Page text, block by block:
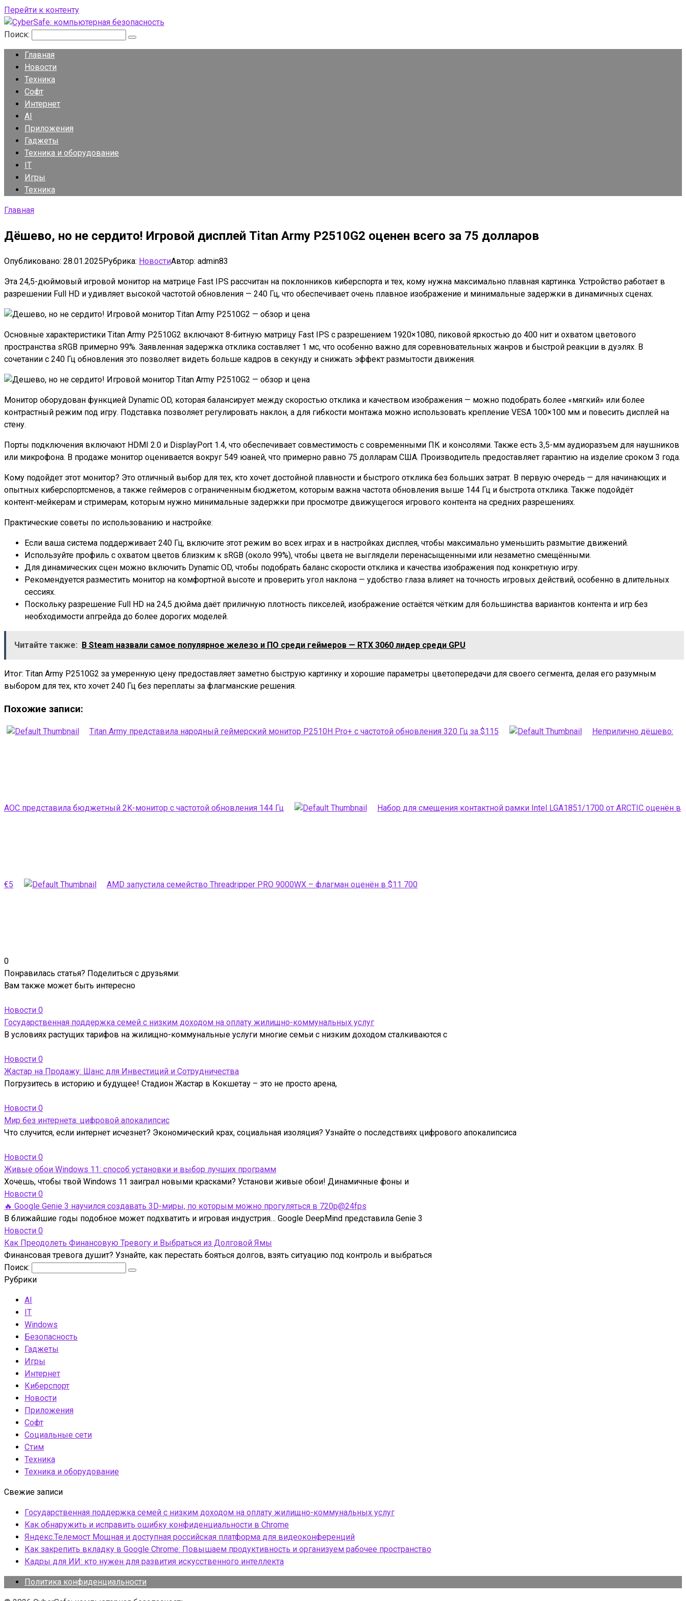
Перейти к контенту
Поиск:
Главная
Новости
Техника
Софт
Интернет
AI
Приложения
Гаджеты
Техника и оборудование
IT
Игры
Техника
Главная
Дёшево, но не сердито! Игровой дисплей Titan Army P2510G2 оценен всего за 75 долларов
Опубликовано: 28.01.2025Рубрика: НовостиАвтор: admin83
Эта 24,5-дюймовый игровой монитор на матрице Fast IPS рассчитан на поклонников киберспорта и тех, кому нужна максимально плавная картинка. Устройство работает в
разрешении Full HD и удивляет высокой частотой обновления — 240 Гц, что обеспечивает очень плавное изображение и минимальные задержки в динамичных сценах.
Основные характеристики Titan Army P2510G2 включают 8-битную матрицу Fast IPS с разрешением 1920×1080, пиковой яркостью до 400 нит и охватом цветового
пространства sRGB примерно 99%. Заявленная задержка отклика составляет 1 мс, что особенно важно для соревновательных жанров и быстрой реакции в дуэлях. В
сочетании с 240 Гц обновления это позволяет видеть больше кадров в секунду и снижать эффект размытости движения.
Монитор оборудован функцией Dynamic OD, которая балансирует между скоростью отклика и качеством изображения — можно подобрать более «мягкий» или более
контрастный режим под игру. Подставка позволяет регулировать наклон, а для гибкости монтажа можно использовать крепление VESA 100×100 мм и повесить дисплей на
стену.
Порты подключения включают HDMI 2.0 и DisplayPort 1.4, что обеспечивает совместимость с современными ПК и консолями. Также есть 3,5-мм аудиоразъем для наушников
или микрофона. В продаже монитор оценивается вокруг 549 юаней, что примерно равно 75 долларам США. Производитель предоставляет гарантию на изделие сроком 3 года.
Кому подойдет этот монитор? Это отличный выбор для тех, кто хочет достойной плавности и быстрого отклика без больших затрат. В первую очередь — для начинающих и
опытных киберспортсменов, а также геймеров с ограниченным бюджетом, которым важна частота обновления выше 144 Гц и быстрота отклика. Также подойдёт
контент‑мейкерам и стримерам, которым нужно минимальные задержки при просмотре движущегося игрового контента на средних разрешениях.
Практические советы по использованию и настройке:
Если ваша система поддерживает 240 Гц, включите этот режим во всех играх и в настройках дисплея, чтобы максимально уменьшить размытие движений.
Используйте профиль с охватом цветов близким к sRGB (около 99%), чтобы цвета не выглядели перенасыщенными или незаметно смещёнными.
Для динамических сцен можно включить Dynamic OD, чтобы подобрать баланс скорости отклика и качества изображения под конкретную игру.
Рекомендуется разместить монитор на комфортной высоте и проверить угол наклона — удобство глаза влияет на точность игровых действий, особенно в длительных
сессиях.
Поскольку разрешение Full HD на 24,5 дюйма даёт приличную плотность пикселей, изображение остаётся чётким для большинства вариантов контента и игр без
необходимости апгрейда до более дорогих моделей.
Читайте также: В Steam назвали самое популярное железо и ПО среди геймеров — RTX 3060 лидер среди GPU
Итог: Titan Army P2510G2 за умеренную цену предоставляет заметно быструю картинку и хорошие параметры цветопередачи для своего сегмента, делая его разумным
выбором для тех, кто хочет 240 Гц без переплаты за флагманские решения.
Похожие записи:
Titan Army представила народный геймерский монитор P2510H Pro+ с частотой обновления 320 Гц за $115 Неприлично дёшево:
AOC представила бюджетный 2K-монитор с частотой обновления 144 Гц Набор для смещения контактной рамки Intel LGA1851/1700 от ARCTIC оценён в
€5 AMD запустила семейство Threadripper PRO 9000WX – флагман оценён в $11 700
0
Понравилась статья? Поделиться с друзьями:
Вам также может быть интересно
Новости 0
Государственная поддержка семей с низким доходом на оплату жилищно-коммунальных услуг
В условиях растущих тарифов на жилищно-коммунальные услуги многие семьи с низким доходом сталкиваются с
Новости 0
Жастар на Продажу: Шанс для Инвестиций и Сотрудничества
Погрузитесь в историю и будущее! Стадион Жастар в Кокшетау – это не просто арена,
Новости 0
Мир без интернета: цифровой апокалипсис
Что случится, если интернет исчезнет? Экономический крах, социальная изоляция? Узнайте о последствиях цифрового апокалипсиса
Новости 0
Живые обои Windows 11: способ установки и выбор лучших программ
Хочешь, чтобы твой Windows 11 заиграл новыми красками? Установи живые обои! Динамичные фоны и
Новости 0
🔥 Google Genie 3 научился создавать 3D-миры, по которым можно прогуляться в 720p@24fps
В ближайшие годы подобное может подхватить и игровая индустрия… Google DeepMind представила Genie 3
Новости 0
Как Преодолеть Финансовую Тревогу и Выбраться из Долговой Ямы
Финансовая тревога душит? Узнайте, как перестать бояться долгов, взять ситуацию под контроль и выбраться
Поиск:
Рубрики
AI
IT
Windows
Безопасность
Гаджеты
Игры
Интернет
Киберспорт
Новости
Приложения
Софт
Социальные сети
Стим
Техника
Техника и оборудование
Свежие записи
Государственная поддержка семей с низким доходом на оплату жилищно-коммунальных услуг
Как обнаружить и исправить ошибку конфиденциальности в Chrome
Яндекс.Телемост Мощная и доступная российская платформа для видеоконференций
Как закрепить вкладку в Google Chrome: Повышаем продуктивность и организуем рабочее пространство
Кадры для ИИ: кто нужен для развития искусственного интеллекта
Политика конфиденциальности